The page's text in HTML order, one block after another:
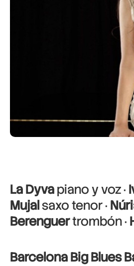
La Dyvapiano y voz ·
Mujalsaxo tenor ·
Berenguertrombón ·
Barcelona Big Blues